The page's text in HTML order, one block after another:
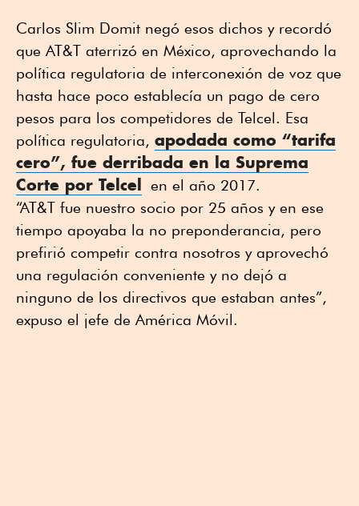
Carlos Slim Domit negó esos dichos y recordó
que AT&T aterrizó en México, aprovechando la
política regulatoria de interconexión de voz que
hasta hace poco establecía un pago de cero
pesos para los competidores de Telcel. Esa
política regulatoria, apodada como “tarifa
cero”, fue derribada en la Suprema
Corte por Telcel
en el año 2017.
“AT&T fue nuestro socio por 25 años y en ese
tiempo apoyaba la no preponderancia, pero
prefirió competir contra nosotros y aprovechó
una regulación conveniente y no dejó a
ninguno de los directivos que estaban antes”,
expuso el jefe de América Móvil.